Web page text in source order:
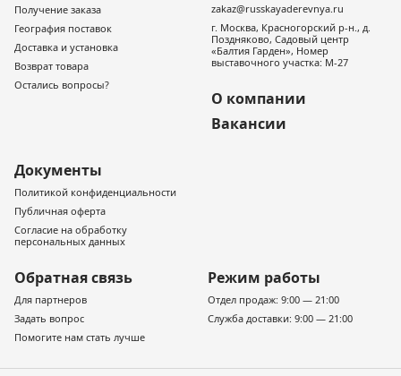
Получение заказа
География поставок
Доставка и установка
Возврат товара
Остались вопросы?
zakaz@russkayaderevnya.ru
г. Москва, Красногорский р-н., д.
Поздняково, Садовый центр
«Балтия Гарден», Номер
выставочного участка: М-27
О компании
Вакансии
Документы
Политикой конфиденциальности
Публичная оферта
Согласие на обработку
персональных данных
Обратная связь
Для партнеров
Задать вопрос
Помогите нам стать лучше
Режим работы
Отдел продаж: 9:00 — 21:00
Служба доставки: 9:00 — 21:00